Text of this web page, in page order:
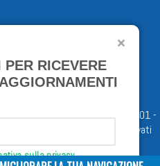
ETS © 2023 - P.I. 05398481001 -
23/02/98 - Tutti i diritti riservati
PER RICEVERE
sulla privacy